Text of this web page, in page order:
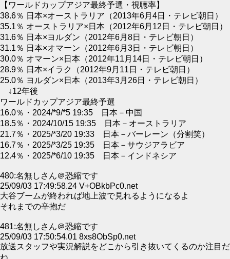
【ワールドカップアジア最終予選・視聴率】
38.6％ 日本×オーストラリア（2013年6月4日・テレビ朝日）
35.1％ オーストラリア×日本（2012年6月12日・テレビ朝日）
31.6％ 日本×ヨルダン（2012年6月8日・テレビ朝日）
31.1％ 日本×オマーン（2012年6月3日・テレビ朝日）
30.0％ オマーン×日本（2012年11月14日・テレビ朝日）
28.9％ 日本×イラク（2012年9月11日・テレビ朝日）
25.0％ ヨルダン×日本（2013年3月26日・テレビ朝日）
↓12年後
ワールドカップアジア最終予選
16.0％・2024/*9/*5 19:35 日本－中国
18.5％・2024/10/15 19:35 日本－オーストラリア
21.7％・2025/*3/20 19:33 日本－バーレーン（分割笑）
16.7％・2025/*3/25 19:35 日本－サウジアラビア
12.4％・2025/*6/10 19:35 日本－インドネシア
480:名無しさん＠恐縮です
25/09/03 17:49:58.24 V+OBkbPc0.net
大谷ブームが終われば地上波で見れるようになるよ
それまでの辛抱だ
481:名無しさん＠恐縮です
25/09/03 17:50:54.01 8xs8ObSp0.net
放送スタッフや実況解説をどこから引き抜いてくるのか注目だ
ね